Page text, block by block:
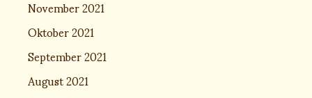
November 2021
Oktober 2021
September 2021
August 2021